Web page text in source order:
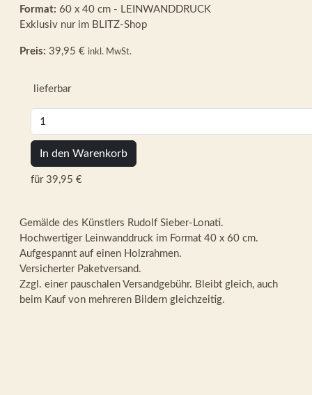
Format: 60 x 40 cm - LEINWANDDRUCK
Exklusiv nur im BLITZ-Shop
Preis: 39,95 € inkl. MwSt.
lieferbar
In den Warenkorb
für 39,95 €
Gemälde des Künstlers Rudolf Sieber-Lonati.
Hochwertiger Leinwanddruck im Format 40 x 60 cm.
Aufgespannt auf einen Holzrahmen.
Versicherter Paketversand.
Zzgl. einer pauschalen Versandgebühr. Bleibt gleich, auch
beim Kauf von mehreren Bildern gleichzeitig.